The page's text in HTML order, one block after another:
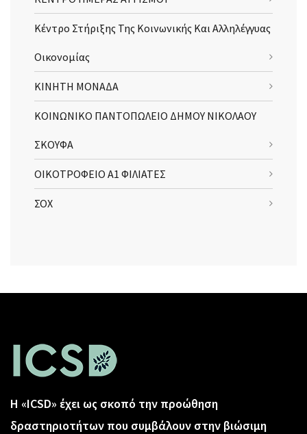
Κέντρο Στήριξης Της Κοινωνικής Και Αλληλέγγυας
Οικονομίας
ΚΙΝΗΤΗ ΜΟΝΑΔΑ
ΚΟΙΝΩΝΙΚΟ ΠΑΝΤΟΠΩΛΕΙΟ ΔΗΜΟΥ ΝΙΚΟΛΑΟΥ
ΣΚΟΥΦΑ
ΟΙΚΟΤΡΟΦΕΙΟ Α1 ΦΙΛΙΑΤΕΣ
ΣΟΧ
Η «ICSD» έχει ως σκοπό την προώθηση
δραστηριοτήτων που συμβάλουν στην βιώσιμη